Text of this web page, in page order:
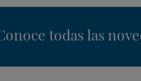
todas las